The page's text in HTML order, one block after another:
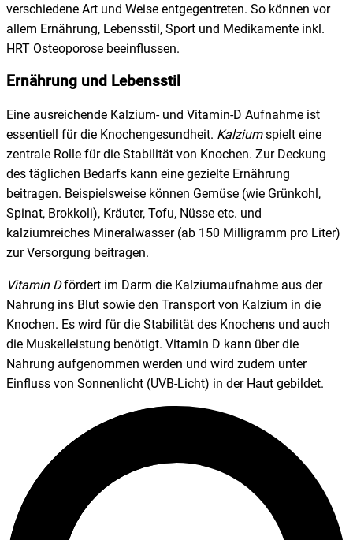
verschiedene Art und Weise entgegentreten. So können vor
allem Ernährung, Lebensstil, Sport und Medikamente inkl.
HRT Osteoporose beeinflussen.
Ernährung und Lebensstil
Eine ausreichende Kalzium- und Vitamin-D Aufnahme ist
essentiell für die Knochengesundheit. Kalziumspielt eine
zentrale Rolle für die Stabilität von Knochen. Zur Deckung
des täglichen Bedarfs kann eine gezielte Ernährung
beitragen. Beispielsweise können Gemüse (wie Grünkohl,
Spinat, Brokkoli), Kräuter, Tofu, Nüsse etc. und
kalziumreiches Mineralwasser (ab 150 Milligramm pro Liter)
zur Versorgung beitragen.
Vitamin Dfördert im Darm die Kalziumaufnahme aus der
Nahrung ins Blut sowie den Transport von Kalzium in die
Knochen. Es wird für die Stabilität des Knochens und auch
die Muskelleistung benötigt. Vitamin D kann über die
Nahrung aufgenommen werden und wird zudem unter
Einfluss von Sonnenlicht (UVB-Licht) in der Haut gebildet.